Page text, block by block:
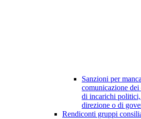
Sanzioni per
comunicazione
di incarichi
direzione o di
Rendiconti gruppi